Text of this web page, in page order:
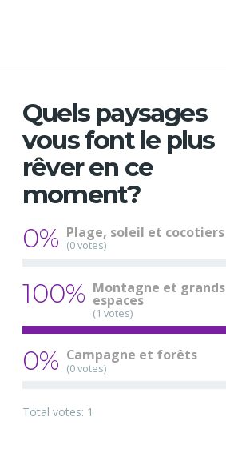
Quels paysages
vous font le plus
rêver en ce
moment?
0% Plage, soleil et cocotiers
(0 votes)
100% Montagne et grands
espaces
(1 votes)
0% Campagne et forêts
(0 votes)
Total votes: 1